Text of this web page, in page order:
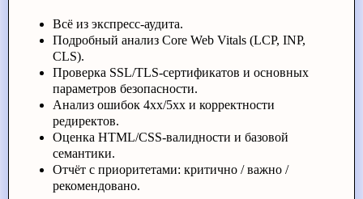
Всё из экспресс-аудита.
Подробный анализ Core Web Vitals (LCP, INP,
CLS).
Проверка SSL/TLS-сертификатов и основных
параметров безопасности.
Анализ ошибок 4xx/5xx и корректности
редиректов.
Оценка HTML/CSS-валидности и базовой
семантики.
Отчёт с приоритетами: критично / важно /
рекомендовано.